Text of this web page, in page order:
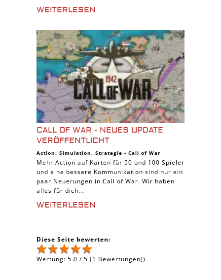
WEITERLESEN
CALL OF WAR - NEUES UPDATE
VERÖFFENTLICHT
Action, Simulation, Strategie - Call of War
Mehr Action auf Karten für 50 und 100 Spieler
und eine bessere Kommunikation sind nur ein
paar Neuerungen in Call of War. Wir haben
alles für dich...
WEITERLESEN
Diese Seite bewerten:
Wertung: 5.0 / 5 (1 Bewertungen))